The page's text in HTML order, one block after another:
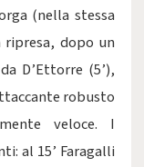
(nella stessa
ripresa, dopo un
D’Ettorre (5’),
robusto
veloce. I
al 15’ Faragalli